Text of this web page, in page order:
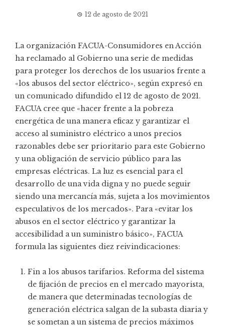
12 de agosto de 2021
La organización FACUA-Consumidores en Acción
ha reclamado al Gobierno una serie de medidas
para proteger los derechos de los usuarios frente a
«los abusos del sector eléctrico», según expresó en
un comunicado difundido el 12 de agosto de 2021.
FACUA cree que «hacer frente a la pobreza
energética de una manera eficaz y garantizar el
acceso al suministro eléctrico a unos precios
razonables debe ser prioritario para este Gobierno
y una obligación de servicio público para las
empresas eléctricas. La luz es esencial para el
desarrollo de una vida digna y no puede seguir
siendo una mercancía más, sujeta a los movimientos
especulativos de los mercados». Para «evitar los
abusos en el sector eléctrico y garantizar la
accesibilidad a un suministro básico», FACUA
formula las siguientes diez reivindicaciones:
Fin a los abusos tarifarios. Reforma del sistema
de fijación de precios en el mercado mayorista,
de manera que determinadas tecnologías de
generación eléctrica salgan de la subasta diaria y
se sometan a un sistema de precios máximos